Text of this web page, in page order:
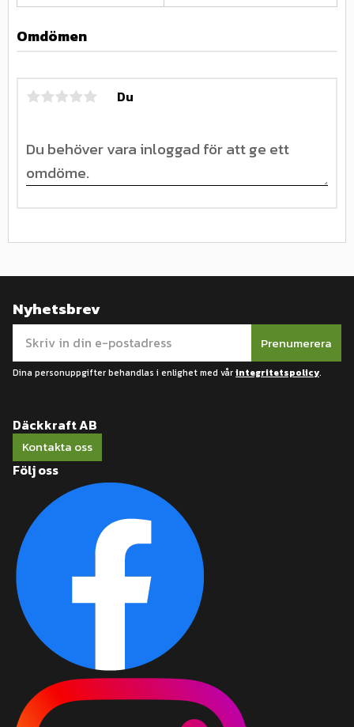
Omdömen
Du
Nyhetsbrev
Prenumerera
Dina personuppgifter behandlas i enlighet med vårintegritetspolicy.
Däckkraft AB
Kontakta oss
Följ oss